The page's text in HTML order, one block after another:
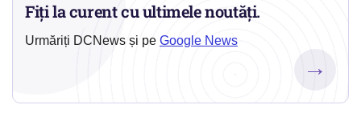
Fiți la curent cu ultimele noutăți.
Urmăriți DCNews și pe Google News
→